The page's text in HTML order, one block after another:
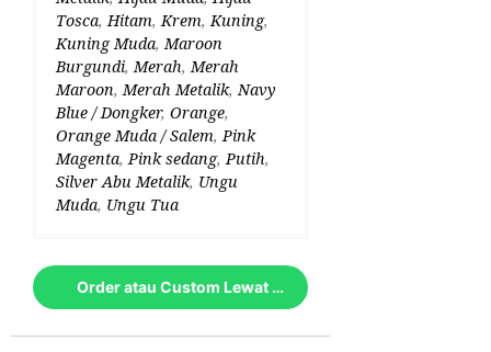
Tosca, Hitam, Krem, Kuning,
Kuning Muda, Maroon
Burgundi, Merah, Merah
Maroon, Merah Metalik, Navy
Blue / Dongker, Orange,
Orange Muda / Salem, Pink
Magenta, Pink sedang, Putih,
Silver Abu Metalik, Ungu
Muda, Ungu Tua
Order atau Custom Lewat Whatsapp